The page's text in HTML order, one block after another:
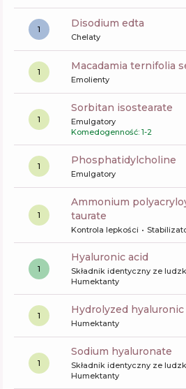
1 disodium edta
Chelaty
1 macadamia ternifolia
Emolienty
1
sorbitan isostearate
Emulgatory
Komedogenność: 1-2
1 phosphatidylcholine
Emulgatory
1
ammonium polyacryloyldimethyl
taurate
Kontrola lepkości
1
hyaluronic acid
Składnik identyczny ze
Humektanty
1 hydrolyzed hyaluronic
Humektanty
1
sodium hyaluronate
Składnik identyczny ze
Humektanty